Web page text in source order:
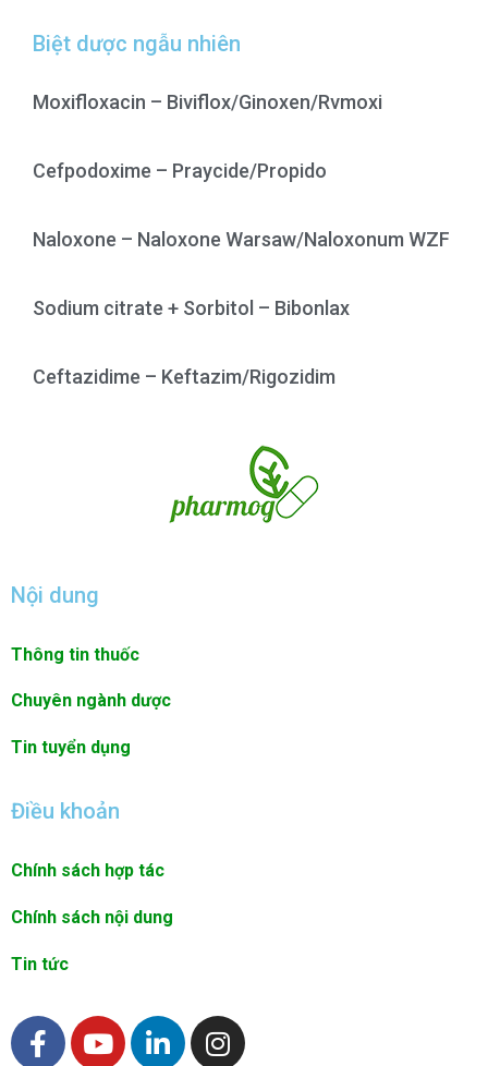
Biệt dược ngẫu nhiên
Moxifloxacin – Biviflox/Ginoxen/Rvmoxi
Cefpodoxime – Praycide/Propido
Naloxone – Naloxone Warsaw/Naloxonum WZF
Sodium citrate + Sorbitol – Bibonlax
Ceftazidime – Keftazim/Rigozidim
Nội dung
Thông tin thuốc
Chuyên ngành dược
Tin tuyển dụng
Điều khoản
Chính sách hợp tác
Chính sách nội dung
Tin tức
F
a
Y
o
L
i
I
n